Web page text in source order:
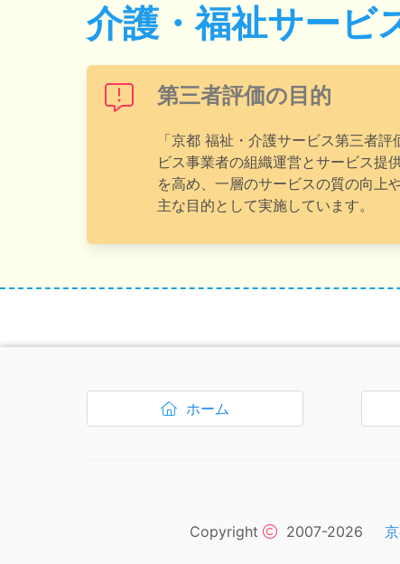
介護・福祉サービ
第三者評価の目的
「京都 福祉・介護サービス第三者
ビス事業者の組織運営とサービス提
を高め、一層のサービスの質の向上
主な目的として実施しています。
ボタン1、
ホーム
を開く
ナビゲーションリンクはここまでです。
Copyright 2007-2026